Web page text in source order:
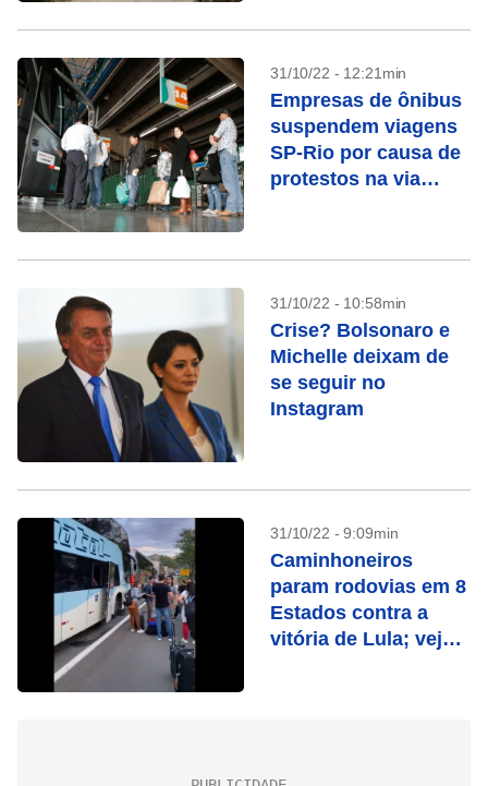
31/10/22 - 12:21min
Empresas de ônibus
suspendem viagens
SP-Rio por causa de
protestos na via
31/10/22 - 10:58min
Crise? Bolsonaro e
Michelle deixam de
se seguir no
Instagram
31/10/22 - 9:09min
Caminhoneiros
param rodovias em 8
Estados contra a
vitória de Lula; veja